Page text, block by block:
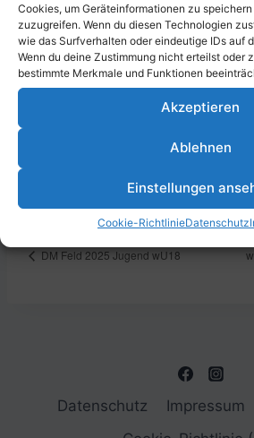
Cookies, um Geräteinformationen zu
zuzugreifen. Wenn du diesen Technologien
wie das Surfverhalten oder eindeutige IDs auf
Wenn du deine Zustimmung nicht erteilst oder
bestimmte Merkmale und Funktionen
Akzeptieren
Ablehnen
Einstellungen
Cookie-RichtlinieDatenschutz
Zum Kalender hinzufügen
2. November 2025
67061
DM Feld 2025 Jugend wU18
Datenschutz Impressum